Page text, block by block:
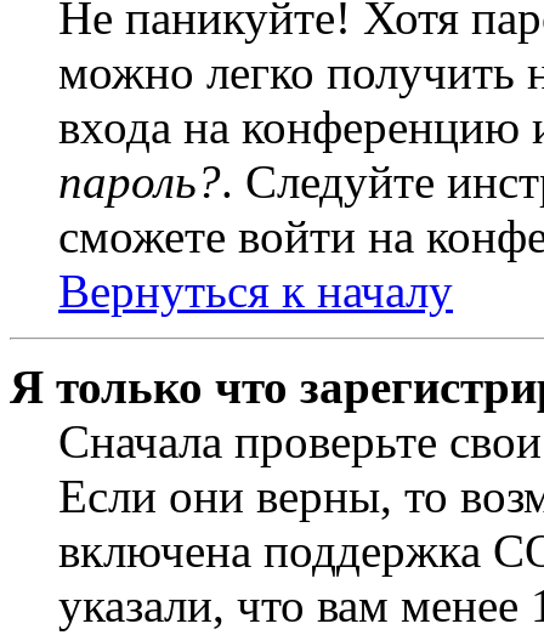
Не паникуйте! Хотя
можно легко получить
входа на
пароль?. Следуйте
сможете войти на
Вернуться к началу
Я только что
Сначала проверьте
Если они верны, то
включена поддержка
указали, что вам